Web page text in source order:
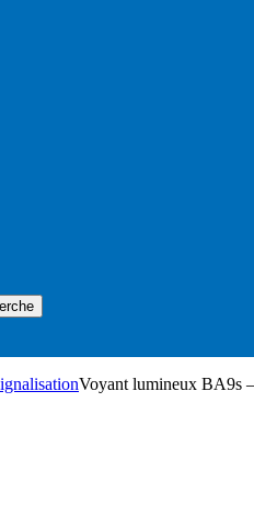
Voyant lumineux BA9s